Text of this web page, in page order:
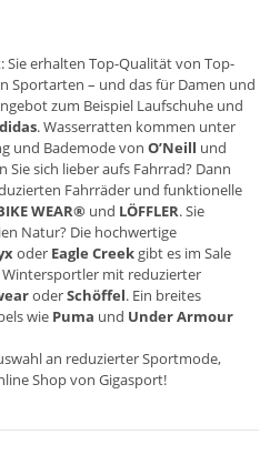
Sie erhalten Top-Qualität von Top-
Sportarten – und das für Damen und
zum Beispiel Laufschuhe und
. Wasserratten kommen unter
und Bademode von O’Neill und
Sie sich lieber aufs Fahrrad? Dann
Fahrräder und funktionelle
WEAR® und LÖFFLER. Sie
Natur? Die hochwertige
oder Eagle Creek gibt es im Sale
mit reduzierter
oderSchöffel. Ein breites
wie Puma und Under Armour
an reduzierter Sportmode,
Shop von Gigasport!